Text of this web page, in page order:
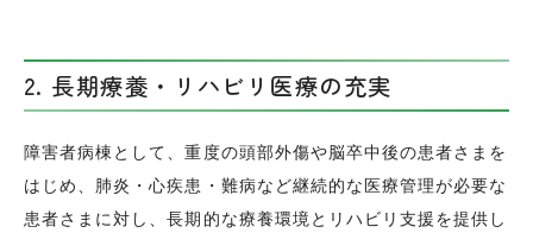
2. 長期療養・リハビリ医療の充実
障害者病棟として、重度の頭部外傷や脳卒中後の患者さまを
はじめ、肺炎・心疾患・難病など継続的な医療管理が必要な
患者さまに対し、長期的な療養環境とリハビリ支援を提供し